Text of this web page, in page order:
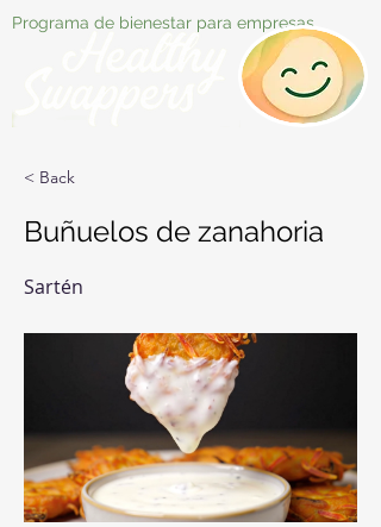
Programa de bienestar para empresas
< Back
Buñuelos de zanahoria
Sartén